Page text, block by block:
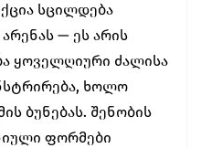
სცილდება
— ეს არის
ყოველღიური ძალისა
ხოლო
ბუნებას. შენობის
ფორმები